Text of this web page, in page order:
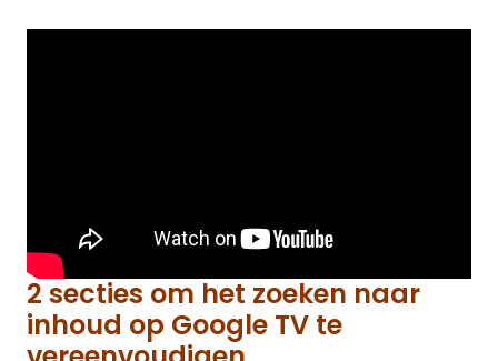
2 secties om het zoeken naar
inhoud op Google TV te